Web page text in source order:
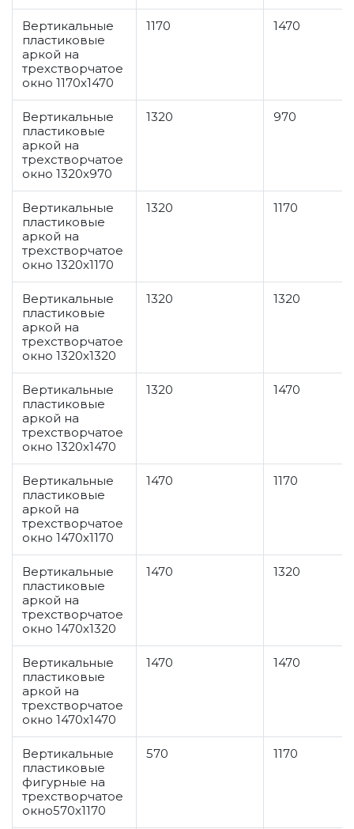
Вертикальные
пластиковые
аркой на
трехстворчатое
окно 1170x1470
1170 1470
Вертикальные
пластиковые
аркой на
трехстворчатое
окно 1320x970
1320 970
Вертикальные
пластиковые
аркой на
трехстворчатое
окно 1320x1170
1320 1170
Вертикальные
пластиковые
аркой на
трехстворчатое
окно 1320x1320
1320 1320
Вертикальные
пластиковые
аркой на
трехстворчатое
окно 1320x1470
1320 1470
Вертикальные
пластиковые
аркой на
трехстворчатое
окно 1470x1170
1470 1170
Вертикальные
пластиковые
аркой на
трехстворчатое
окно 1470x1320
1470 1320
Вертикальные
пластиковые
аркой на
трехстворчатое
окно 1470x1470
1470 1470
Вертикальные
пластиковые
фигурные на
трехстворчатое
окно570x1170
570 1170